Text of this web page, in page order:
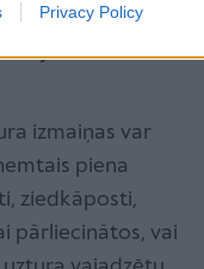
Privacy Policy
tāpēc jāatrod
ka jāizvairās arī
izmaiņas var
piena
ziedkāposti,
pārliecinātos, vai